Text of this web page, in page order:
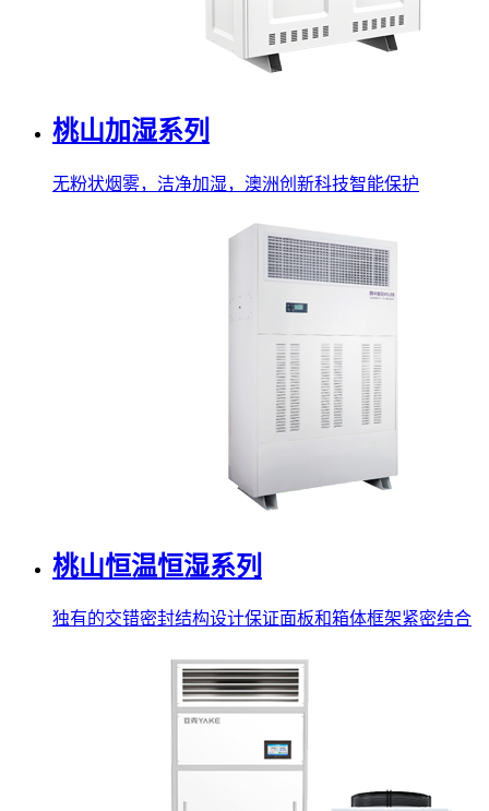
桃山加湿系列
无粉状烟雾，洁净加湿，澳洲创新科技智能保护
桃山恒温恒湿系列
独有的交错密封结构设计保证面板和箱体框架紧密结合